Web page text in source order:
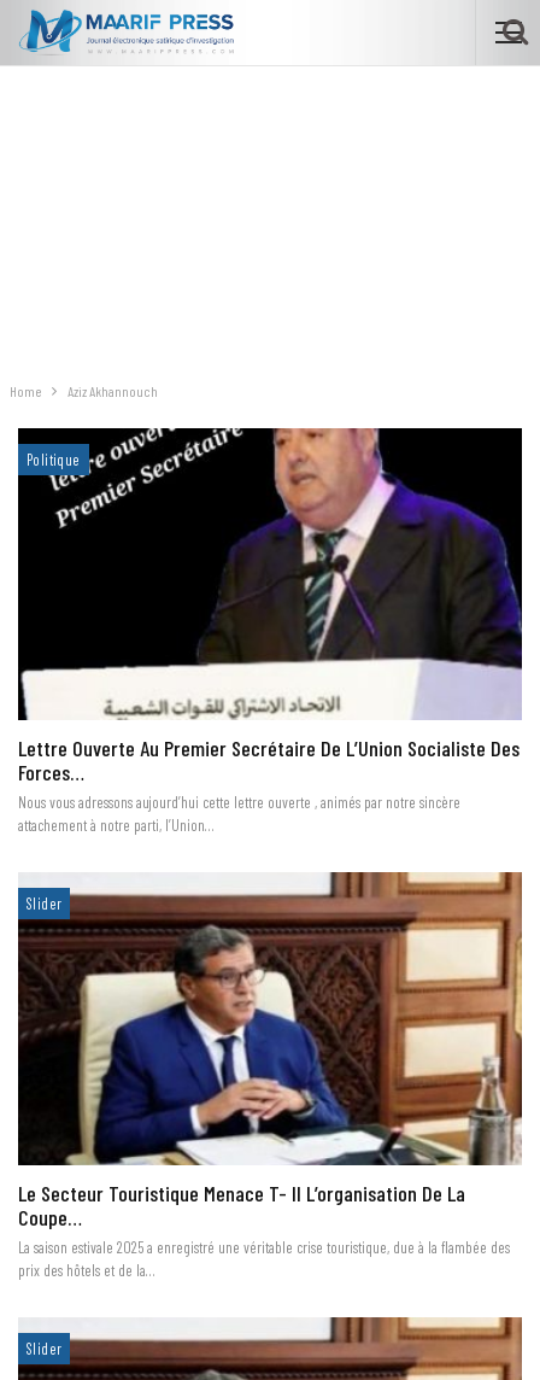
Home Aziz Akhannouch
Politique
Lettre Ouverte Au Premier Secrétaire De L’Union Socialiste Des
Forces…
Nous vous adressons aujourd’hui cette lettre ouverte , animés par notre sincère
attachement à notre parti, l’Union…
Slider
Le Secteur Touristique Menace T- Il L’organisation De La
Coupe…
La saison estivale 2025 a enregistré une véritable crise touristique, due à la flambée des
prix des hôtels et de la…
Slider